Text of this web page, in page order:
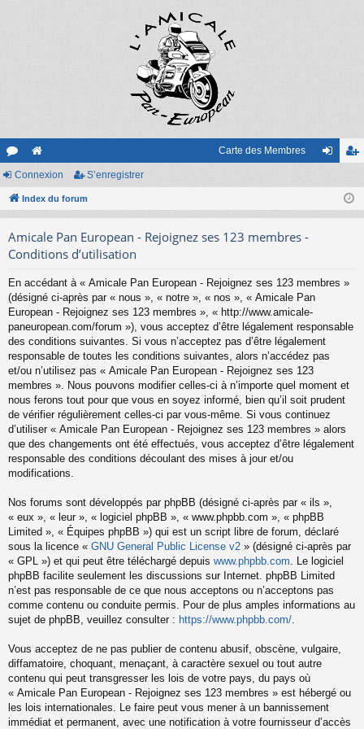
or
u
s
e
sit
Carte des Membres
nr
Connexion S’enregistrer
Index du forum
Amicale Pan European - Rejoignez ses 123 membres -
Conditions d’utilisation
En accédant à « Amicale Pan European - Rejoignez ses 123 membres »
(désigné ci-après par « nous », « notre », « nos », « Amicale Pan
European - Rejoignez ses 123 membres », « http://www.amicale-
paneuropean.com/forum »), vous acceptez d’être légalement responsable
des conditions suivantes. Si vous n’acceptez pas d’être légalement
responsable de toutes les conditions suivantes, alors n’accédez pas
et/ou n’utilisez pas « Amicale Pan European - Rejoignez ses 123
membres ». Nous pouvons modifier celles-ci à n’importe quel moment et
nous ferons tout pour que vous en soyez informé, bien qu’il soit prudent
de vérifier régulièrement celles-ci par vous-même. Si vous continuez
d’utiliser « Amicale Pan European - Rejoignez ses 123 membres » alors
que des changements ont été effectués, vous acceptez d’être légalement
responsable des conditions découlant des mises à jour et/ou
modifications.
Nos forums sont développés par phpBB (désigné ci-après par « ils »,
« eux », « leur », « logiciel phpBB », « www.phpbb.com », « phpBB
Limited », « Équipes phpBB ») qui est un script libre de forum, déclaré
sous la licence « GNU General Public License v2 » (désigné ci-après par
« GPL ») et qui peut être téléchargé depuis www.phpbb.com . Le logiciel
phpBB facilite seulement les discussions sur Internet. phpBB Limited
n’est pas responsable de ce que nous acceptons ou n’acceptons pas
comme contenu ou conduite permis. Pour de plus amples informations au
sujet de phpBB, veuillez consulter : https://www.phpbb.com/
Vous acceptez de ne pas publier de contenu abusif, obscène, vulgaire,
diffamatoire, choquant, menaçant, à caractère sexuel ou tout autre
contenu qui peut transgresser les lois de votre pays, du pays où
« Amicale Pan European - Rejoignez ses 123 membres » est hébergé ou
les lois internationales. Le faire peut vous mener à un bannissement
immédiat et permanent, avec une notification à votre fournisseur d’accès